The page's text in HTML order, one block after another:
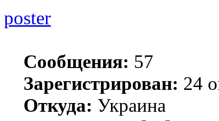
poster
Сообщения: 57
Зарегистрирован: 24
Откуда: Украина